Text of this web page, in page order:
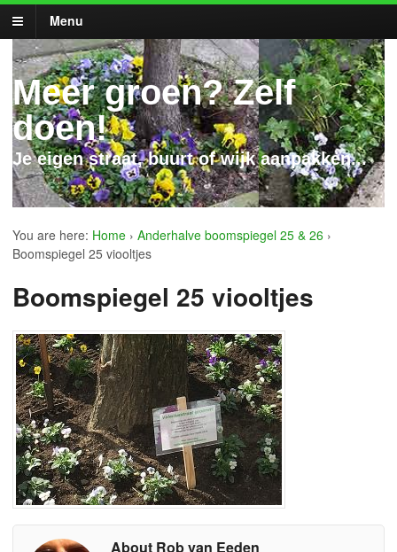
Menu
Meer groen? Zelf
doen!
Je eigen straat, buurt of wijk aanpakken...
You are here: Home › Anderhalve boomspiegel 25 & 26 ›
Boomspiegel 25 viooltjes
Boomspiegel 25 viooltjes
About Rob van Eeden